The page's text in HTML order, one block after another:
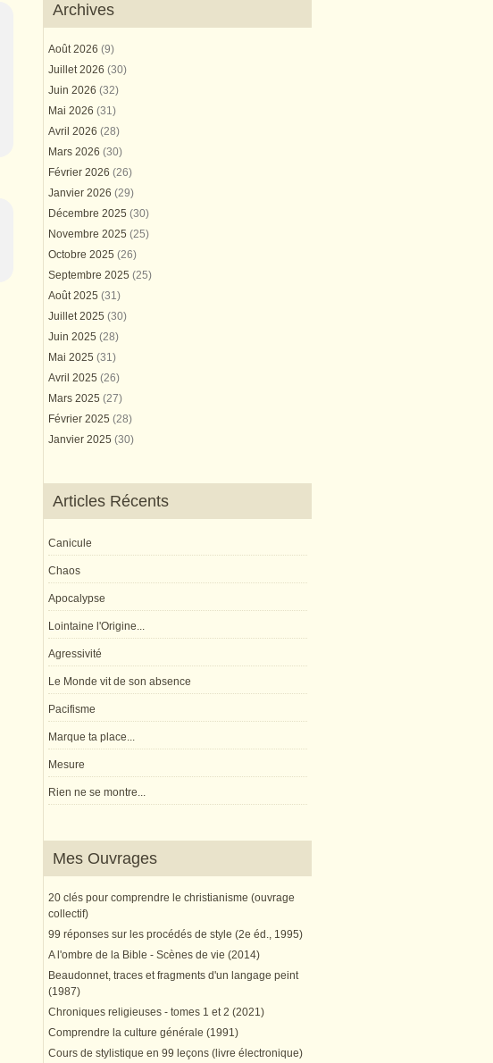
Archives
Août 2026 (9)
Juillet 2026 (30)
Juin 2026 (32)
Mai 2026 (31)
Avril 2026 (28)
Mars 2026 (30)
Février 2026 (26)
Janvier 2026 (29)
Décembre 2025 (30)
Novembre 2025 (25)
Octobre 2025 (26)
Septembre 2025 (25)
Août 2025 (31)
Juillet 2025 (30)
Juin 2025 (28)
Mai 2025 (31)
Avril 2025 (26)
Mars 2025 (27)
Février 2025 (28)
Janvier 2025 (30)
Articles Récents
Canicule
Chaos
Apocalypse
Lointaine l'Origine...
Agressivité
Le Monde vit de son absence
Pacifisme
Marque ta place...
Mesure
Rien ne se montre...
Mes Ouvrages
20 clés pour comprendre le christianisme (ouvrage
collectif)
99 réponses sur les procédés de style (2e éd., 1995)
A l'ombre de la Bible - Scènes de vie (2014)
Beaudonnet, traces et fragments d'un langage peint
(1987)
Chroniques religieuses - tomes 1 et 2 (2021)
Comprendre la culture générale (1991)
Cours de stylistique en 99 leçons (livre électronique)